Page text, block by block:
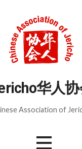
华人
Association of